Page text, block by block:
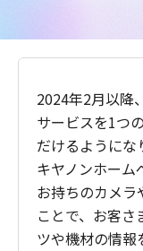
2024年2月以降
サービスを1つ
だけるようにな
キヤノンホーム
お持ちのカメラ
ことで、お客
ツや機材の情報